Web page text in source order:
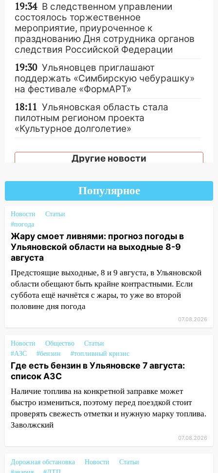
19:34 В следственном управлении
состоялось торжественное
мероприятие, приуроченное к
празднованию Дня сотрудника органов
следствия Российской Федерации
19:30 Ульяновцев приглашают
поддержать «Симбирскую чебурашку»
на фестивале «ФормАРТ»
18:11 Ульяновская область стала
пилотным регионом проекта
«Культурное долголетие»
областной больницы поступили шесть
В Чердаклинском районе
ремонтируют дороги, ставят остановки
16:35
девять бункеров для крупногабаритного
мусора
16:26
матч «Волги» под открытым небом
16:12 В Ульяновском госуниверситете
разработают отечественный прибор для
за абонементы закрывшегося фитнес-
клуба «Рекорд-Fitness»
15:34
После вмешательства
области привели в порядок детские
площадки
15:27 Прокуратура проверяет
проверки обновили разметку на
Другие новости
Популярное
Новости
Статьи
#погода
Жару смоет ливнями: прогноз погоды в
Ульяновской области на выходные 8-9
августа
Предстоящие выходные, 8 и 9 августа, в Ульяновской
области обещают быть крайне контрастными. Если
суббота ещё начнётся с жары, то уже во второй
половине дня погода
07.08.2026
Новости Общество
Статьи
#АЗС
#бензин #топливный кризис
Где есть бензин в Ульяновске 7 августа:
список АЗС
Наличие топлива на конкретной заправке может
быстро измениться, поэтому перед поездкой стоит
проверять свежесть отметки и нужную марку топлива.
Заволжский
07.08.2026
Дорожная обстановка Новости
Статьи